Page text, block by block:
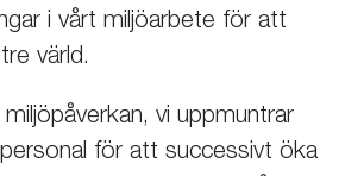
i vårt miljöarbete för att
värld.
vi uppmuntrar
för att successivt öka